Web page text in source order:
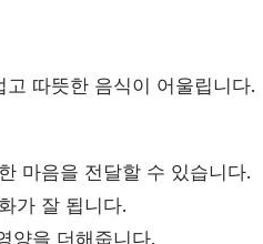
따뜻한 음식이 어울립니다.
마음을 전달할 수 있습니다.
가 잘 됩니다.
양을 더해줍니다.